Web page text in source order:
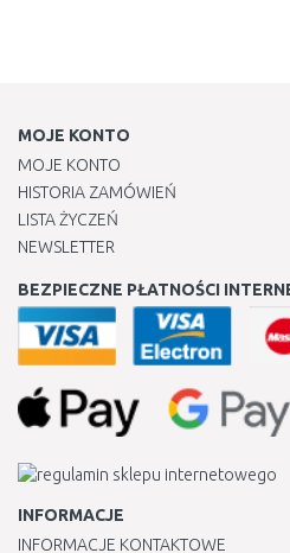
MOJE KONTO
MOJE KONTO
HISTORIA ZAMÓWIEŃ
LISTA ŻYCZEŃ
NEWSLETTER
BEZPIECZNE PŁATNOŚCI
INFORMACJE
INFORMACJE KONTAKTOWE